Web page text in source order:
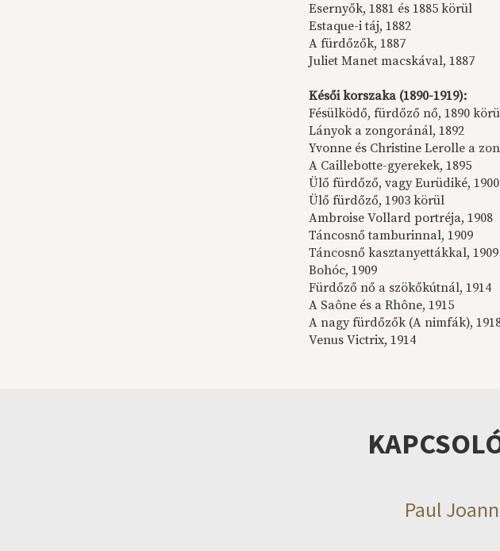
Esernyők, 1881 és 1885 körül
Estaque-i táj, 1882
A fürdőzők, 1887
Juliet Manet macskával, 1887
Késői korszaka (1890-1919):
Fésülködő, fürdőző nő, 1890
Lányok a zongoránál, 1892
Yvonne és Christine Lerolle a
A Caillebotte-gyerekek, 1895
Ülő fürdőző, vagy Eurüdiké,
Ülő fürdőző, 1903 körül
Ambroise Vollard portréja, 1908
Táncosnő tamburinnal, 1909
Táncosnő kasztanyettákkal, 1909
Bohóc, 1909
Fürdőző nő a szökőkútnál, 1914
A Saône és a Rhône, 1915
A nagy fürdőzők (A nimfák),
Venus Victrix, 1914
Paul